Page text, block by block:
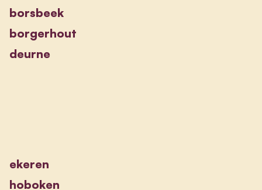
borsbeek
borgerhout
deurne
ekeren
hoboken